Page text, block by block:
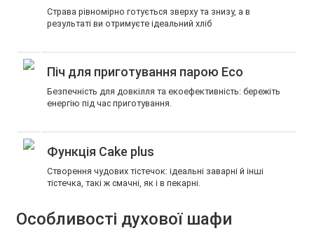
Страва рівномірно готується зверху та знизу, а в
результаті ви отримуєте ідеальний хліб
Піч для приготування парою Eco
Безпечність для довкілля та екоефективність: бережіть
енергію під час приготування.
Функція Cake plus
Створення чудових тістечок: ідеальні заварні й інші
тістечка, такі ж смачні, як і в пекарні.
Особливості духової шафи